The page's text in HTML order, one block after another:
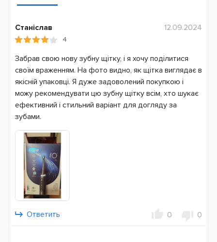
Количество пульсаций в минуту
Режимов чистки
5
Сменная насадка
Да
Дополнительные функции
Bluetooth
Датчик давления
Дисплей режимов чистки
Индикатор заряда
Таймер чистки
Система питания
Станіслав
4
12.09.2024
Забрав свою нову зубну щітку, і я хочу поділитися
своїм враженням. На фото видно, як щітка виглядає в
якісній упаковці. Я дуже задоволений покупкою і
можу рекомендувати цю зубну щітку всім, хто шукає
ефективний і стильний варіант для догляду за
зубами.
Ответить 0 0